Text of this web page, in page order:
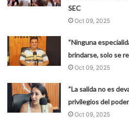
SEC
Oct 09, 2025
“Ninguna
brindarse, solo se
Oct 09, 2025
“La salida no es
privilegios del
Oct 09, 2025